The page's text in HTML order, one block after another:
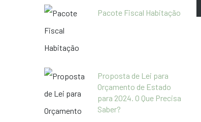
Pacote Fiscal Habitação
Proposta de Lei para
Orçamento de Estado
para 2024. O Que Precisa
Saber?